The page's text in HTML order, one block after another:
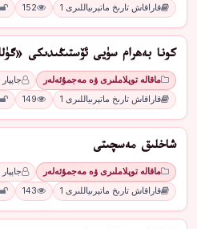
قاراقاش تارىخ ماتېرىياللىرى 1
152
كونا بەھرام سۈيى ئۆستىڭىدىكى
ماقالە توپلاملىرى ۋە مەجمۇئەلەر
قاراقاش تارىخ ماتېرىياللىرى 1
149
شاخلىق مەسچىتى
ماقالە توپلاملىرى ۋە مەجمۇئەلەر
قاراقاش تارىخ ماتېرىياللىرى 1
143